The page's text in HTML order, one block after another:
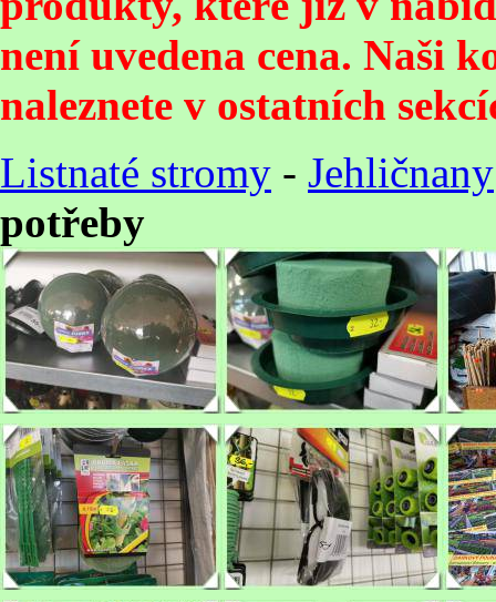
není uvedena cena. Naši
naleznete v ostatních
Listnaté stromy - Jehličnany
potřeby